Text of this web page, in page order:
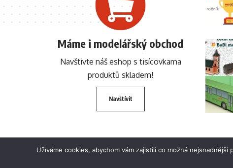
Máme i modelářský obchod
Navštivte náš eshop s tisícovkama
produktů skladem!
Navštívit
Užíváme cookies, abychom vám zajistili co možná